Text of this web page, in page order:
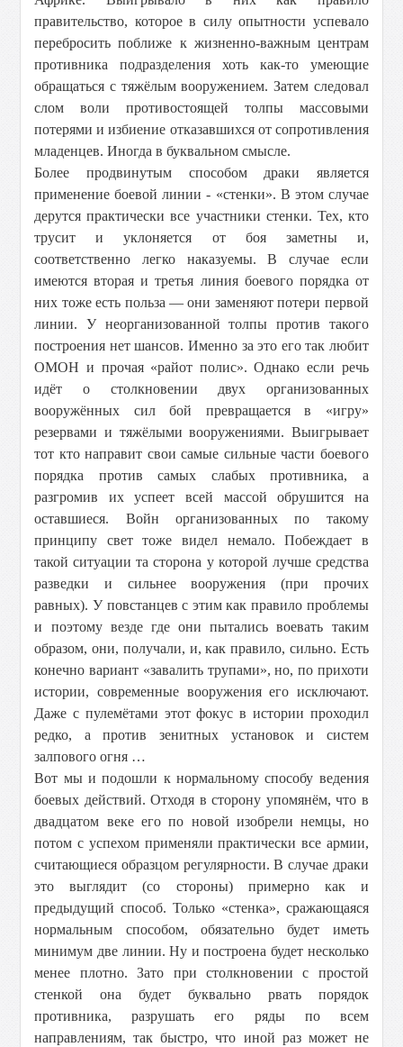
правительство, которое в силу опытности успевало
перебросить поближе к жизненно-важным центрам
противника подразделения хоть как-то умеющие
обращаться с тяжёлым вооружением. Затем следовал
слом воли противостоящей толпы массовыми
потерями и избиение отказавшихся от сопротивления
младенцев. Иногда в буквальном смысле.
Более продвинутым способом драки является
применение боевой линии - «стенки». В этом случае
дерутся практически все участники стенки. Тех, кто
трусит и уклоняется от боя заметны и,
соответственно легко наказуемы. В случае если
имеются вторая и третья линия боевого порядка от
них тоже есть польза — они заменяют потери первой
линии. У неорганизованной толпы против такого
построения нет шансов. Именно за это его так любит
ОМОН и прочая «райот полис». Однако если речь
идёт о столкновении двух организованных
вооружённых сил бой превращается в «игру»
резервами и тяжёлыми вооружениями. Выигрывает
тот кто направит свои самые сильные части боевого
порядка против самых слабых противника, а
разгромив их успеет всей массой обрушится на
оставшиеся. Войн организованных по такому
принципу свет тоже видел немало. Побеждает в
такой ситуации та сторона у которой лучше средства
разведки и сильнее вооружения (при прочих
равных). У повстанцев с этим как правило проблемы
и поэтому везде где они пытались воевать таким
образом, они, получали, и, как правило, сильно. Есть
конечно вариант «завалить трупами», но, по прихоти
истории, современные вооружения его исключают.
Даже с пулемётами этот фокус в истории проходил
редко, а против зенитных установок и систем
залпового огня …
Вот мы и подошли к нормальному способу ведения
боевых действий. Отходя в сторону упомянём, что в
двадцатом веке его по новой изобрели немцы, но
потом с успехом применяли практически все армии,
считающиеся образцом регулярности. В случае драки
это выглядит (со стороны) примерно как и
предыдущий способ. Только «стенка», сражающаяся
нормальным способом, обязательно будет иметь
минимум две линии. Ну и построена будет несколько
менее плотно. Зато при столкновении с простой
стенкой она будет буквально рвать порядок
противника, разрушать его ряды по всем
направлениям, так быстро, что иной раз может не